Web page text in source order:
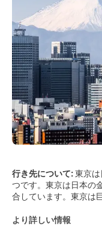
行き先について:東京
つです。東京は日本の
合しています。東京は
来的な建築物、ネオン
より詳しい情報